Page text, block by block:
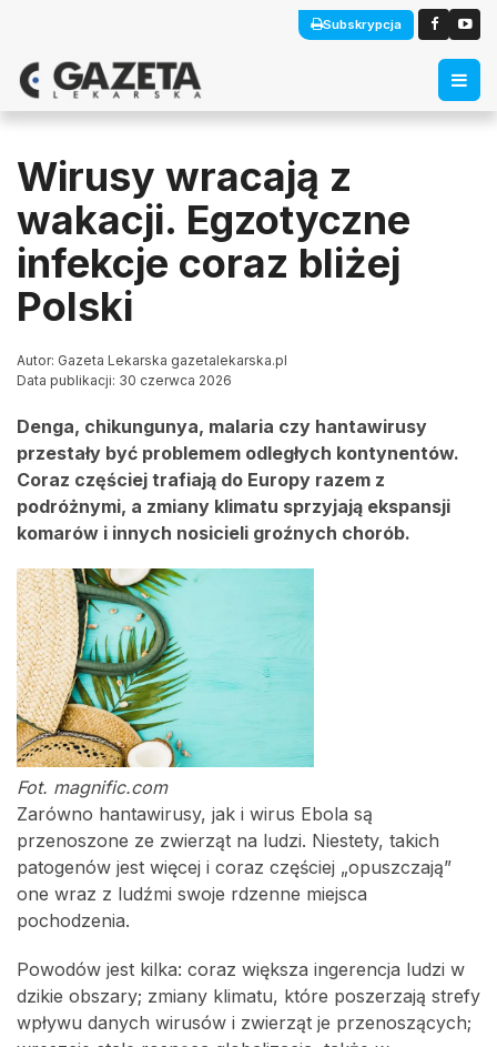
Subskrypcja
Wirusy wracają z
wakacji. Egzotyczne
infekcje coraz bliżej
Polski
Autor: Gazeta Lekarska gazetalekarska.pl
Data publikacji: 30 czerwca 2026
Denga, chikungunya, malaria czy hantawirusy
przestały być problemem odległych kontynentów.
Coraz częściej trafiają do Europy razem z
podróżnymi, a zmiany klimatu sprzyjają ekspansji
komarów i innych nosicieli groźnych chorób.
Fot. magnific.com
Zarówno hantawirusy, jak i wirus Ebola są
przenoszone ze zwierząt na ludzi. Niestety, takich
patogenów jest więcej i coraz częściej „opuszczają”
one wraz z ludźmi swoje rdzenne miejsca
pochodzenia.
Powodów jest kilka: coraz większa ingerencja ludzi w
dzikie obszary; zmiany klimatu, które poszerzają strefy
wpływu danych wirusów i zwierząt je przenoszących;